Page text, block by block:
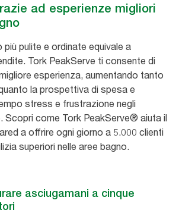
ad esperienze migliori
più pulite e ordinate equivale a
Tork PeakServe ti consente di
esperienza, aumentando tanto
la prospettiva di spesa e
stress e frustrazione negli
Scopri come Tork PeakServe® aiuta il
a offrire ogni giorno a 5.000 clienti
superiori nelle aree bagno.
asciugamani a cinque